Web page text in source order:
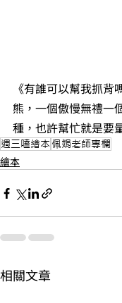
《有誰可以幫我抓背
熊，一個傲慢無禮一
種，也許幫忙就是要
週三嗑繪本 佩娟老師專欄
繪本
相關文章